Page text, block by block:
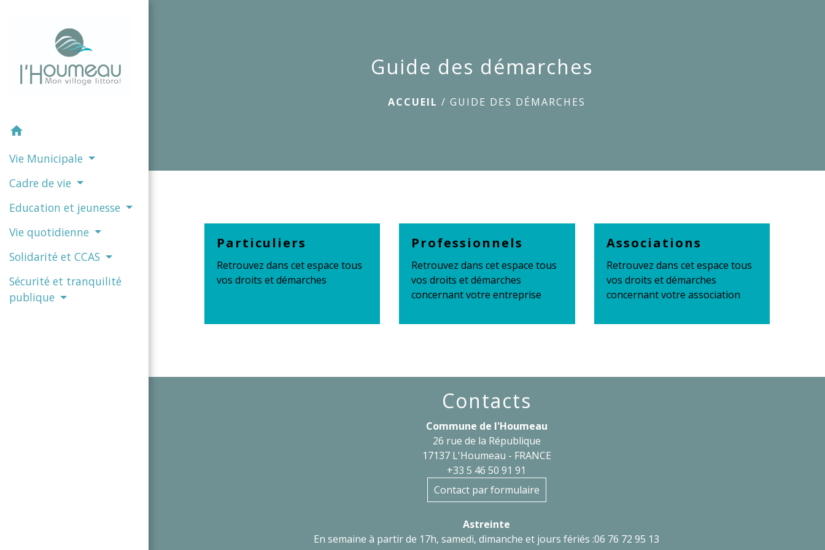
home
Vie Municipale
Cadre de vie
Education et jeunesse
Vie quotidienne
Solidarité et CCAS
Sécurité et tranquilité
publique
Guide des démarches
ACCUEIL / GUIDE DES DÉMARCHES
Particuliers
Retrouvez dans cet espace tous
vos droits et démarches
Professionnels
Retrouvez dans cet espace tous
vos droits et démarches
concernant votre entreprise
Associations
Retrouvez dans cet espace tous
vos droits et démarches
concernant votre association
Contacts
Commune de l'Houmeau
26 rue de la République
17137 L'Houmeau - FRANCE
+33 5 46 50 91 91
Contact par formulaire
Astreinte
En semaine à partir de 17h, samedi, dimanche et jours fériés :06 76 72 95 13